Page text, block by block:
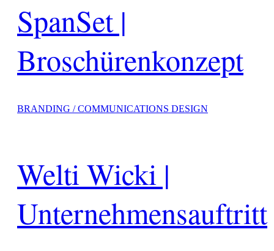
SpanSet |
Broschürenkonzept
BRANDING / COMMUNICATIONS DESIGN
Welti Wicki |
Unternehmensauftritt